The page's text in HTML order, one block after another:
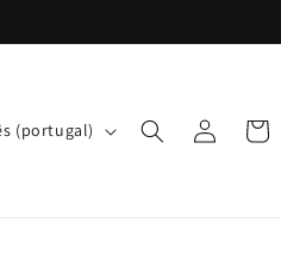
(portugal)
sessão
Carrinho